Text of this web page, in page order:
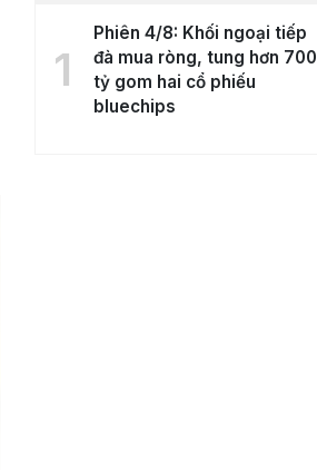
1
Phiên 4/8: Khối ngoại tiếp
đà mua ròng, tung hơn 700
tỷ gom hai cổ phiếu
bluechips